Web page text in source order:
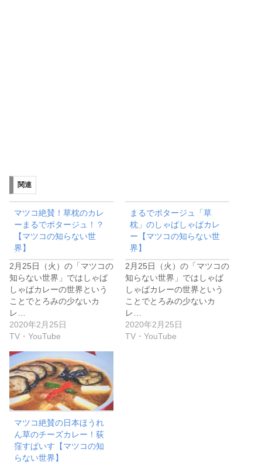
関連
マツコ絶賛！草枕のカレ
ーまるでポタージュ！？
【マツコの知らない世
界】
2月25日（火）の「マツコの
知らない世界」ではしゃば
しゃばカレーの世界という
ことでとろみの少ないカ
レ…
2020年2月25日
TV・YouTube
まるでポタージュ「草
枕」のしゃばしゃばカレ
ー【マツコの知らない世
界】
2月25日（火）の「マツコの
知らない世界」ではしゃば
しゃばカレーの世界という
ことでとろみの少ないカ
レ…
2020年2月25日
TV・YouTube
マツコ絶賛の日本ほうれ
ん草のチーズカレー！荻
窪すぱいす【マツコの知
らない世界】